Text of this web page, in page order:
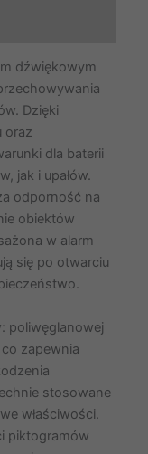
dźwiękowym
Dzięki
oraz
dla baterii
jak i upałów.
odporność na
obiektów
w alarm
się po otwarciu
poliwęglanowej
zapewnia
stosowane
właściwości.
piktogramów